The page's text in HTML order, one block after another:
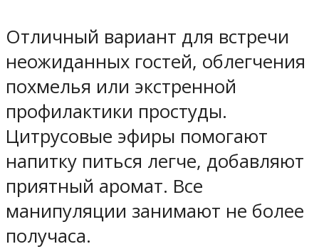
Отличный вариант для встречи
неожиданных гостей, облегчения
похмелья или экстренной
профилактики простуды.
Цитрусовые эфиры помогают
напитку питься легче, добавляют
приятный аромат. Все
манипуляции занимают не более
получаса.